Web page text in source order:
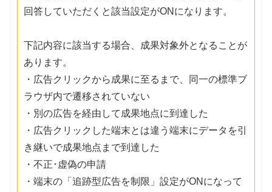
回答していただくと該当設定がONになります。
下記内容に該当する場合、成果対象外となることが
あります。
・広告クリックから成果に至るまで、同一の標準ブ
ラウザ内で遷移されていない
・別の広告を経由して成果地点に到達した
・広告クリックした端末とは違う端末にデータを引
き継いで成果地点まで到達した
・不正･虚偽の申請
・端末の「追跡型広告を制限」設定がONになって